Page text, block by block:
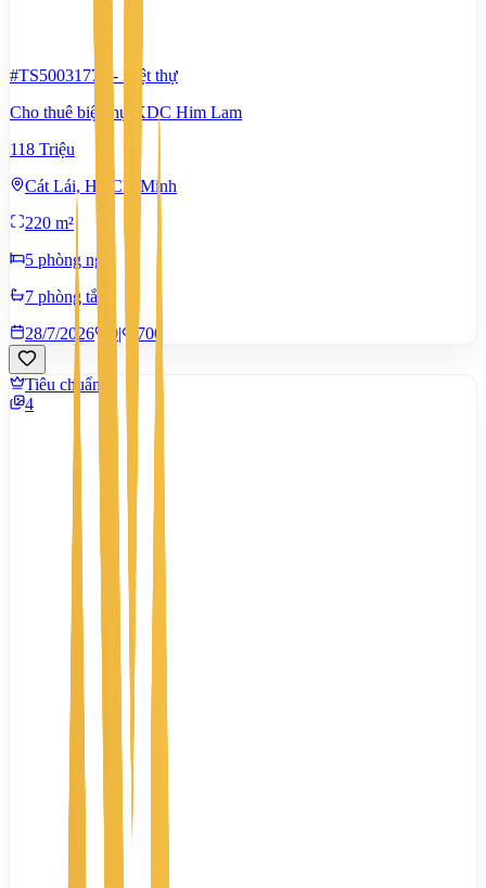
#TS50031774 - Biệt thự
Cho thuê biệt thự KDC Him Lam
118 Triệu
Cát Lái, Hồ Chí Minh
220 m²
5 phòng ngủ
7 phòng tắm
28/7/2026
0| 700
Tiêu chuẩn
4